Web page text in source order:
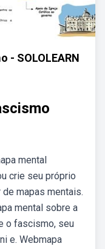
- SOLOLEARN
mental
crie seu próprio
mapas mentais.
mental sobre a
o fascismo, seu
e. Webmapa